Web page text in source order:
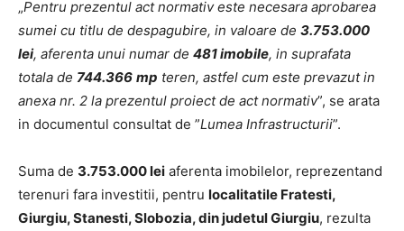
„Pentru prezentul act normativ este necesara aprobarea
sumei cu titlu de despagubire, in valoare de 3.753.000
lei, aferenta unui numar de 481 imobile, in suprafata
totala de 744.366 mp teren, astfel cum este prevazut in
anexa nr. 2 la prezentul proiect de act normativ”, se arata
in documentul consultat de ”Lumea Infrastructurii”.
Suma de 3.753.000 lei aferenta imobilelor, reprezentand
terenuri fara investitii, pentru localitatile Fratesti,
Giurgiu, Stanesti, Slobozia, din judetul Giurgiu, rezulta